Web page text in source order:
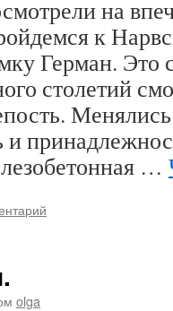
на
к
Герман. Это
столетий
и
…
olga